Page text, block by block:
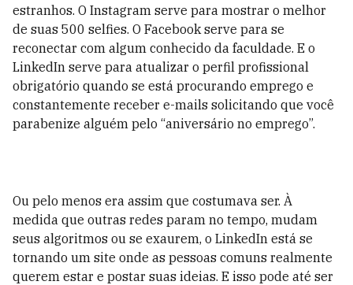
estranhos. O Instagram serve para mostrar o melhor
de suas 500 selfies. O Facebook serve para se
reconectar com algum conhecido da faculdade. E o
LinkedIn serve para atualizar o perfil profissional
obrigatório quando se está procurando emprego e
constantemente receber e-mails solicitando que você
parabenize alguém pelo “aniversário no emprego”.
Ou pelo menos era assim que costumava ser. À
medida que outras redes param no tempo, mudam
seus algoritmos ou se exaurem, o LinkedIn está se
tornando um site onde as pessoas comuns realmente
querem estar e postar suas ideias. E isso pode até ser